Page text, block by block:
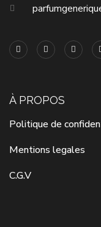
À PROPOS
Politique de
Mentions legales
C.G.V